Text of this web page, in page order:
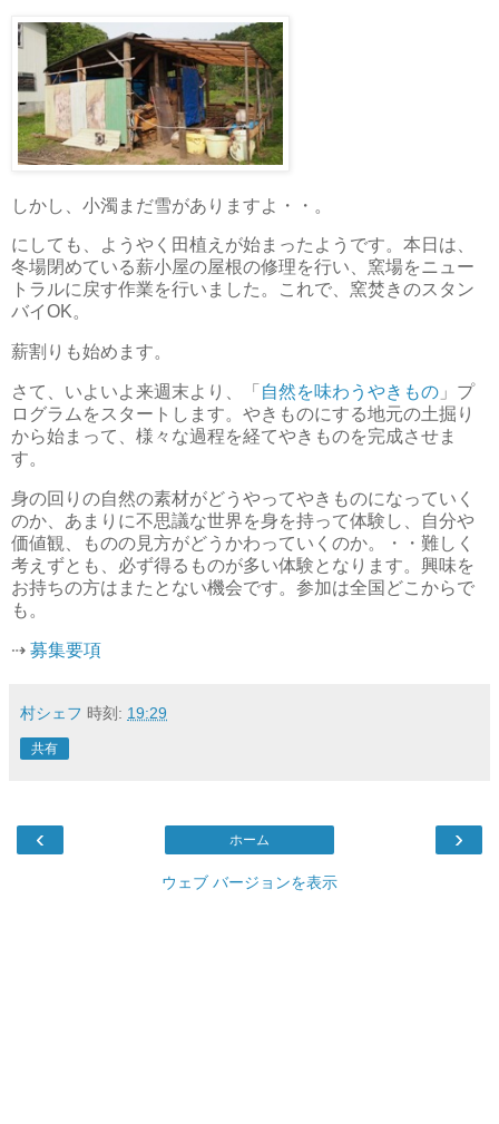
しかし、小濁まだ雪がありますよ・・。
にしても、ようやく田植えが始まったようです。本日は、
冬場閉めている薪小屋の屋根の修理を行い、窯場をニュー
トラルに戻す作業を行いました。これで、窯焚きのスタン
バイOK。
薪割りも始めます。
さて、いよいよ来週末より、「 自然を味わうやきもの 」プ
ログラムをスタートします。やきものにする地元の土掘り
から始まって、様々な過程を経てやきものを完成させま
す。
身の回りの自然の素材がどうやってやきものになっていく
のか、あまりに不思議な世界を身を持って体験し、自分や
価値観、ものの見方がどうかわっていくのか。・・難しく
考えずとも、必ず得るものが多い体験となります。興味を
お持ちの方はまたとない機会です。参加は全国どこからで
も。
⇢ 募集要項
村シェフ 時刻: 19:29
共有
‹ ›
ホーム
ウェブ バージョンを表示